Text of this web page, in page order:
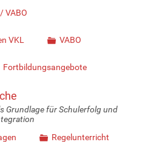
VABO
VKL VABO
Fortbildungsangebote
Grundlage für Schulerfolg und
Regelunterricht